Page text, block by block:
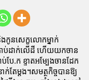
នសេក្ខលោកម្នាក់
ប់ដាក់លើដី ហើយយកចាន
បែ.ក ខ្ទាតអម្បែងចានដែក
តែម្តង។សមត្ថកិច្ចបានឱ្យ